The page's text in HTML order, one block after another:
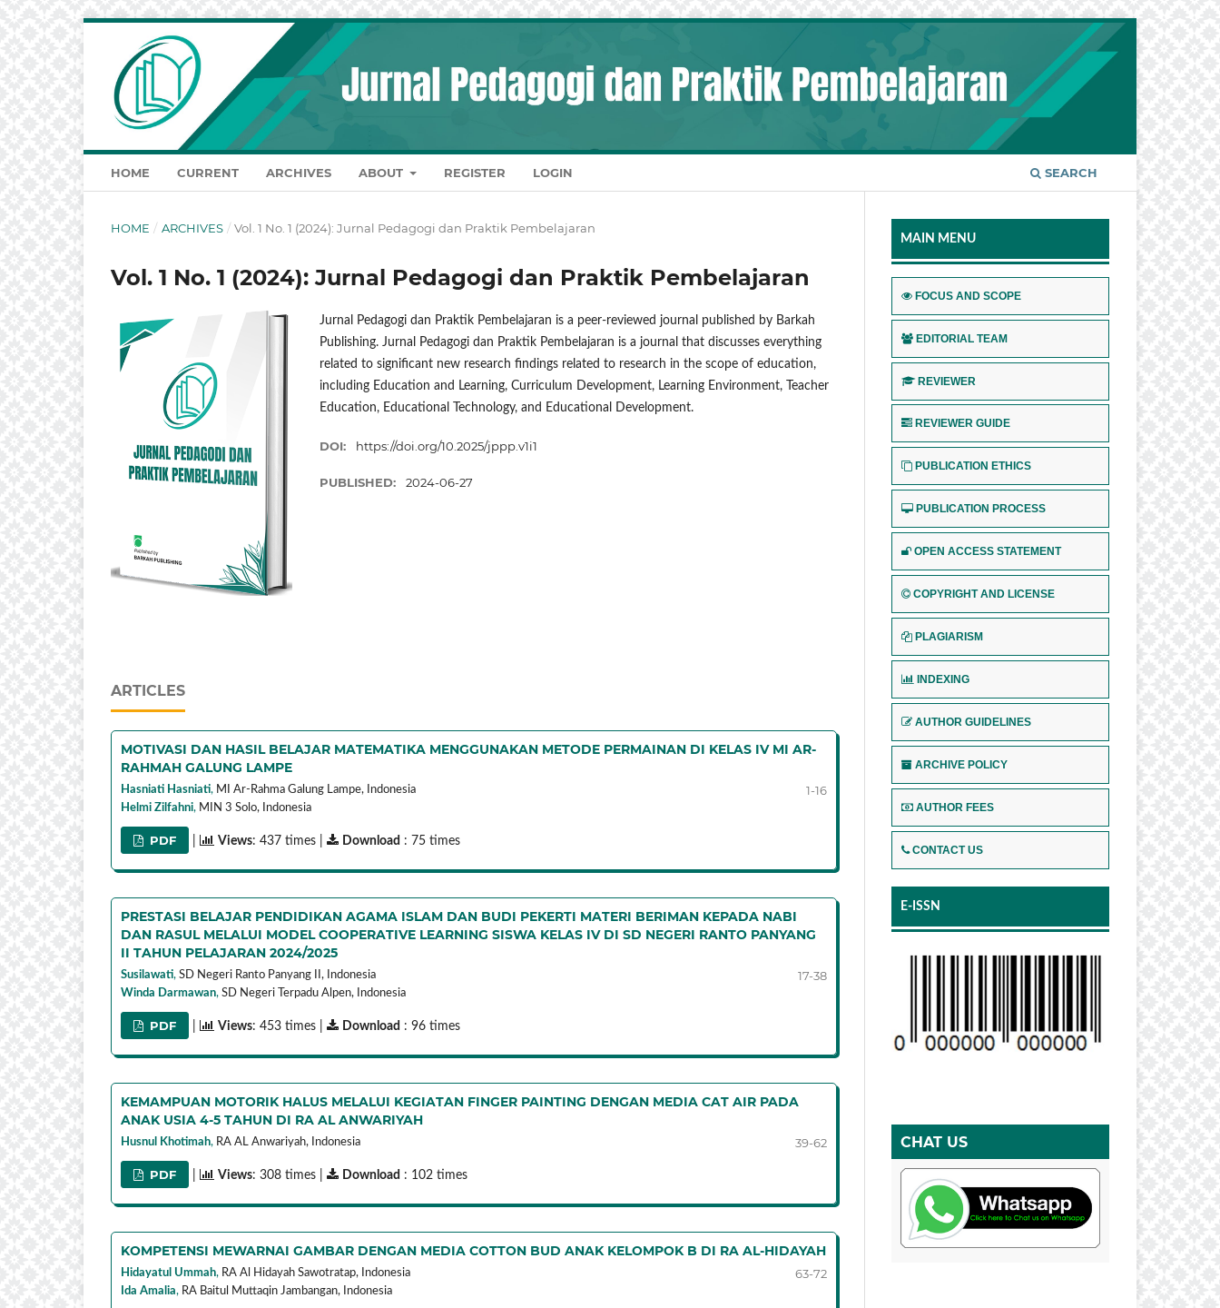
HOME CURRENT ARCHIVES ABOUT REGISTER LOGIN SEARCH
HOME / ARCHIVES / Vol. 1 No. 1 (2024): Jurnal Pedagogi dan Praktik Pembelajaran
Vol. 1 No. 1 (2024): Jurnal Pedagogi dan Praktik Pembelajaran
Jurnal Pedagogi dan Praktik Pembelajaran is a peer-reviewed journal published by Barkah
Publishing. Jurnal Pedagogi dan Praktik Pembelajaran is a journal that discusses everything
related to significant new research findings related to research in the scope of education,
including Education and Learning, Curriculum Development, Learning Environment, Teacher
Education, Educational Technology, and Educational Development.
DOI: https://doi.org/10.2025/jppp.v1i1
PUBLISHED: 2024-06-27
ARTICLES
MOTIVASI DAN HASIL BELAJAR MATEMATIKA MENGGUNAKAN METODE PERMAINAN DI KELAS IV MI AR-
RAHMAH GALUNG LAMPE
Hasniati Hasniati, MI Ar-Rahma Galung Lampe,
Indonesia
Helmi Zilfahni, MIN 3 Solo, Indonesia
1-16
PDF Views: 437 times | Download : 75 times
PRESTASI BELAJAR PENDIDIKAN AGAMA ISLAM DAN BUDI PEKERTI MATERI BERIMAN KEPADA NABI
DAN RASUL MELALUI MODEL COOPERATIVE LEARNING SISWA KELAS IV DI SD NEGERI RANTO PANYANG
II TAHUN PELAJARAN 2024/2025
Susilawati, SD Negeri Ranto Panyang II,
Indonesia
Winda Darmawan, SD Negeri Terpadu Alpen, Indonesia
17-38
PDF Views: 453 times | Download : 96 times
KEMAMPUAN MOTORIK HALUS MELALUI KEGIATAN FINGER PAINTING DENGAN MEDIA CAT AIR PADA
ANAK USIA 4-5 TAHUN DI RA AL ANWARIYAH
Husnul Khotimah, RA AL Anwariyah, Indonesia 39-62
PDF Views: 308 times | Download : 102 times
KOMPETENSI MEWARNAI GAMBAR DENGAN MEDIA COTTON BUD ANAK KELOMPOK B DI RA AL-HIDAYAH
Hidayatul Ummah, RA Al Hidayah Sawotratap,
Indonesia
Ida Amalia, RA Baitul Muttaqin Jambangan, Indonesia
63-72
MAIN MENU
FOCUS AND SCOPE
EDITORIAL TEAM
REVIEWER
REVIEWER GUIDE
PUBLICATION ETHICS
PUBLICATION PROCESS
OPEN ACCESS STATEMENT
COPYRIGHT AND LICENSE
PLAGIARISM
INDEXING
AUTHOR GUIDELINES
ARCHIVE POLICY
AUTHOR FEES
CONTACT US
E-ISSN
CHAT US